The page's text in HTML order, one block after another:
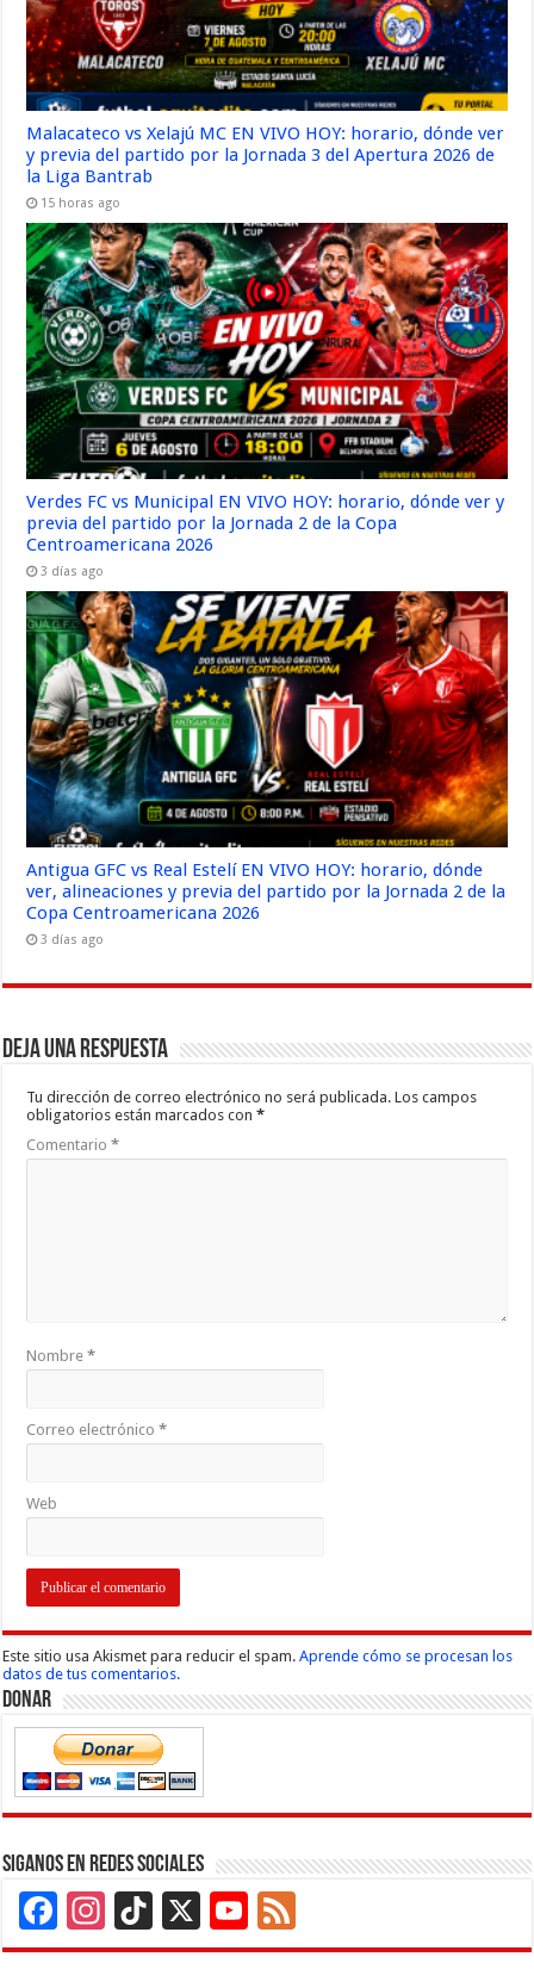
Malacateco vs Xelajú MC EN VIVO HOY: horario, dónde ver
y previa del partido por la Jornada 3 del Apertura 2026 de
la Liga Bantrab
15 horas ago
Verdes FC vs Municipal EN VIVO HOY: horario, dónde ver y
previa del partido por la Jornada 2 de la Copa
Centroamericana 2026
3 días ago
Antigua GFC vs Real Estelí EN VIVO HOY: horario, dónde
ver, alineaciones y previa del partido por la Jornada 2 de la
Copa Centroamericana 2026
3 días ago
Deja una respuesta
Tu dirección de correo electrónico no será publicada. Los campos
obligatorios están marcados con*
Comentario*
Nombre*
Correo electrónico*
Web
Este sitio usa Akismet para reducir el spam.Aprende cómo se procesan los
datos de tus comentarios.
Donar
Siganos en Redes Sociales
Facebook
Instagram
TikTok
X
YouTube
Channel